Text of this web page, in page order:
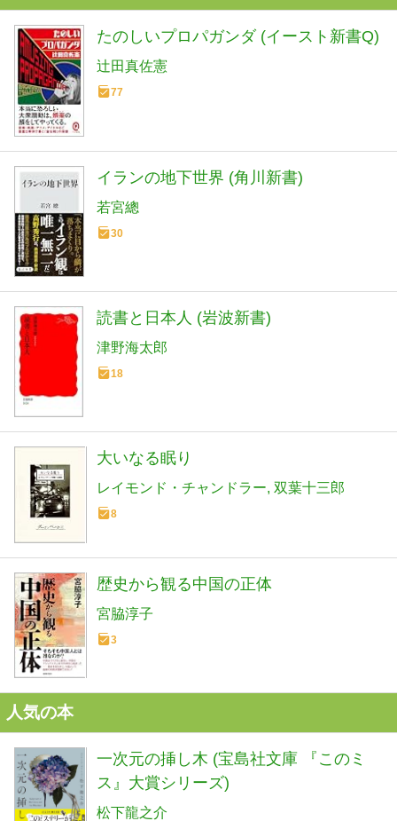
たのしいプロパガンダ (イースト新書Q)
辻田真佐憲
77
イランの地下世界 (角川新書)
若宮總
30
読書と日本人 (岩波新書)
津野海太郎
18
大いなる眠り
レイモンド・チャンドラー 双葉十三郎
8
歴史から観る中国の正体
宮脇淳子
3
人気の本
一次元の挿し木 (宝島社文庫 『このミ
ス』大賞シリーズ)
松下龍之介